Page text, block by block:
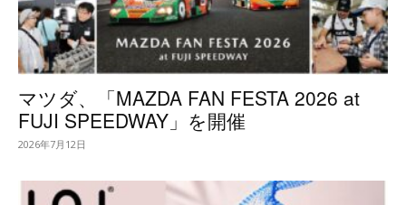
マツダ、「MAZDA FAN FESTA 2026 at
FUJI SPEEDWAY」を開催
2026年7月12日